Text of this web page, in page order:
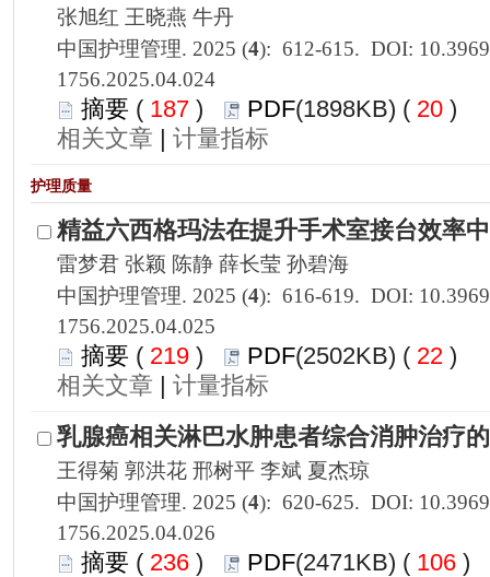
1756.2025.04.024
187 ) 20 )
|
1756.2025.04.025
219 ) 22 )
|
1756.2025.04.026
236 ) 106 )